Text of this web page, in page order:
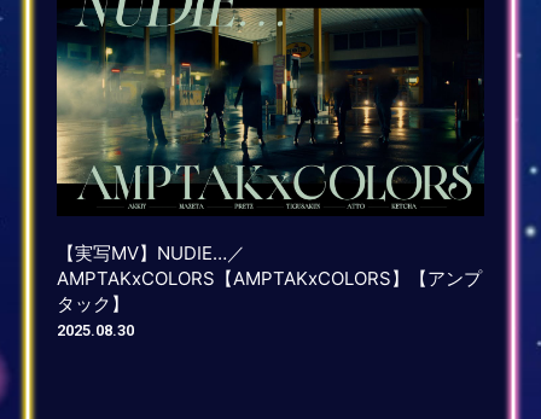
【実写MV】NUDIE…／
AMPTAKxCOLORS【AMPTAKxCOLORS】【アンプ
タック】
2025.08.30